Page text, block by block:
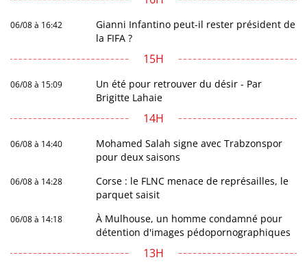
06/08 à 16:42
Gianni Infantino peut-il rester président de
la FIFA ?
15H
06/08 à 15:09
Un été pour retrouver du désir - Par
Brigitte Lahaie
14H
06/08 à 14:40
Mohamed Salah signe avec Trabzonspor
pour deux saisons
06/08 à 14:28
Corse : le FLNC menace de représailles, le
parquet saisit
06/08 à 14:18
À Mulhouse, un homme condamné pour
détention d'images pédopornographiques
13H